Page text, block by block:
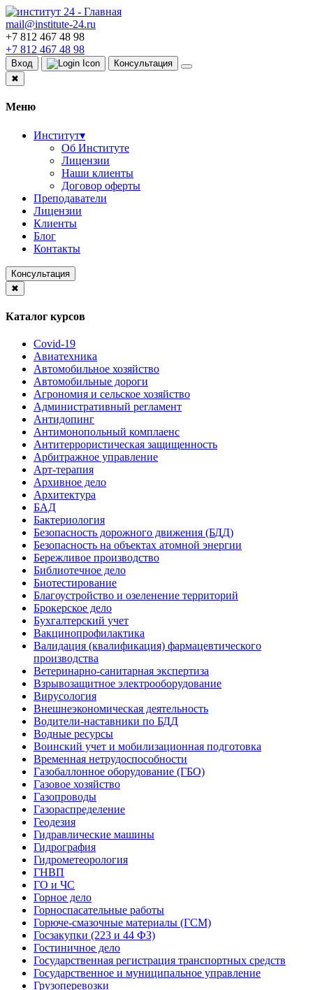
mail@institute-24.ru
+7 812 467 48 98
+7 812 467 48 98
Вход
Консультация
✖
Меню
Институт▾
Об Институте
Лицензии
Наши клиенты
Договор оферты
Преподаватели
Лицензии
Клиенты
Блог
Контакты
Консультация
✖
Каталог курсов
Covid-19
Авиатехника
Автомобильное хозяйство
Автомобильные дороги
Агрономия и сельское хозяйство
Административный регламент
Антидопинг
Антимонопольный комплаенс
Антитеррористическая защищенность
Арбитражное управление
Арт-терапия
Архивное дело
Архитектура
БАД
Бактериология
Безопасность дорожного движения (БДД)
Безопасность на объектах атомной энергии
Бережливое производство
Библиотечное дело
Биотестирование
Благоустройство и озеленение территорий
Брокерское дело
Бухгалтерский учет
Вакцинопрофилактика
Валидация (квалификация) фармацевтического
производства
Ветеринарно-санитарная экспертиза
Взрывозащитное электрооборудование
Вирусология
Внешнеэкономическая деятельность
Водители-наставники по БДД
Водные ресурсы
Воинский учет и мобилизационная подготовка
Временная нетрудоспособности
Газобаллонное оборудование (ГБО)
Газовое хозяйство
Газопроводы
Газораспределение
Геодезия
Гидравлические машины
Гидрография
Гидрометеорология
ГНВП
ГО и ЧС
Горное дело
Горноспасательные работы
Горюче-смазочные материалы (ГСМ)
Госзакупки (223 и 44 ФЗ)
Гостиничное дело
Государственная регистрация транспортных средств
Государственное и муниципальное управление
Грузоперевозки